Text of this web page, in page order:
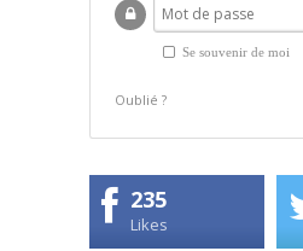
Se souvenir de moi
Oublié ?
235
Likes